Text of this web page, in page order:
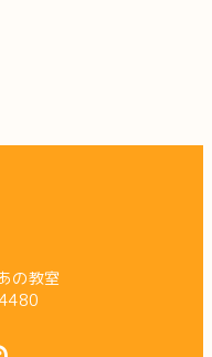
の教室